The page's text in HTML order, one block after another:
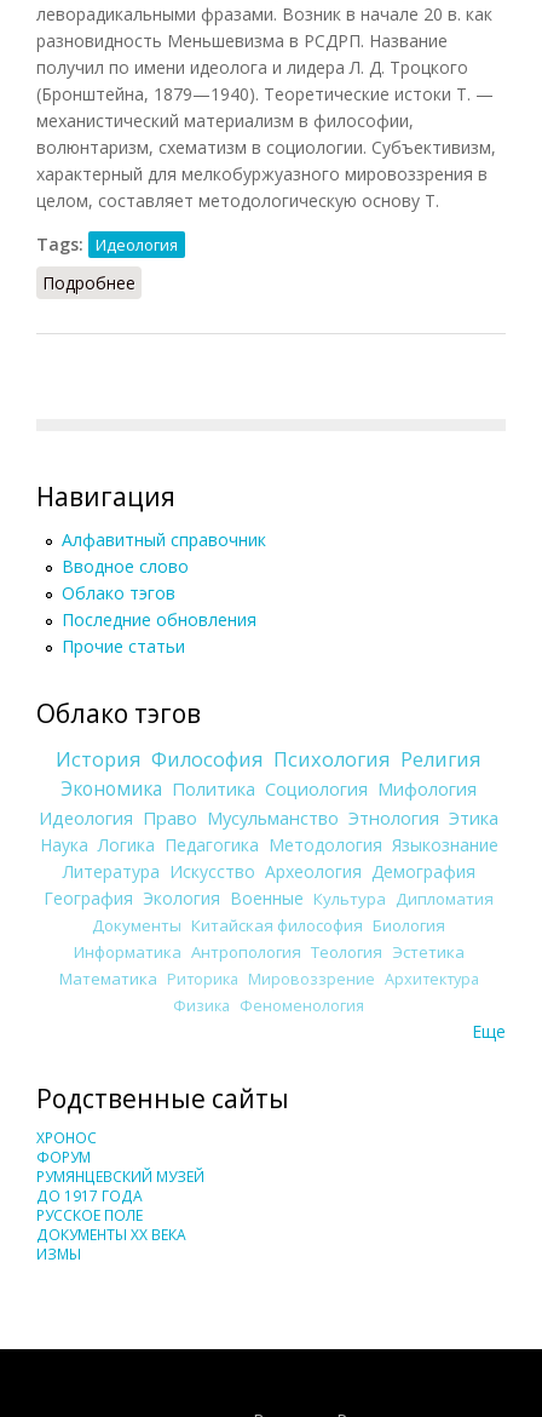
леворадикальными фразами. Возник в начале 20 в. как
разновидность Меньшевизма в РСДРП. Название
получил по имени идеолога и лидера Л. Д. Троцкого
(Бронштейна, 1879—1940). Теоретические истоки Т. —
механистический материализм в философии,
волюнтаризм, схематизм в социологии. Субъективизм,
характерный для мелкобуржуазного мировоззрения в
целом, составляет методологическую основу Т.
Tags:
Идеология
Подробнее
Навигация
Алфавитный справочник
Вводное слово
Облако тэгов
Последние обновления
Прочие статьи
Облако тэгов
История Философия Психология Религия
Экономика Политика Социология Мифология
Идеология Право Мусульманство Этнология Этика
Наука Логика Педагогика Методология Языкознание
Литература Искусство Археология Демография
География Экология Военные Культура
Дипломатия
Документы Китайская философия Биология
Информатика Антропология Теология Эстетика
Математика Риторика Мировоззрение Архитектура
Физика Феноменология
Еще
Родственные сайты
ХРОНОС
ФОРУМ
РУМЯНЦЕВСКИЙ МУЗЕЙ
ДО 1917 ГОДА
РУССКОЕ ПОЛЕ
ДОКУМЕНТЫ XX ВЕКА
ИЗМЫ